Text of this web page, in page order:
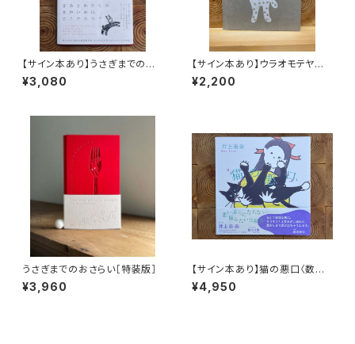
【サイン本あり】うさぎまでのお
さらい［通常版］
¥3,080
【サイン本あり】ウラオモテヤマ
ネコ
¥2,200
うさぎまでのおさらい［特装版］
¥3,960
【サイン本あり】猫の悪口〈数量
限定・オリジナルトート付き〉
¥4,950